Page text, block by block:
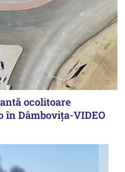
ocolitoare
în Dâmbovița-VIDEO